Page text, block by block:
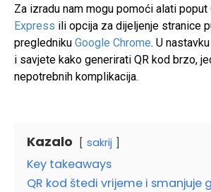
Za izradu nam mogu pomoći alati poput
Express ili opcija za dijeljenje stranice
pregledniku Google Chrome. U
i savjete kako generirati QR kod brzo,
nepotrebnih komplikacija.
Kazalo sakrij
Key takeaways
QR kod štedi vrijeme i smanjuje